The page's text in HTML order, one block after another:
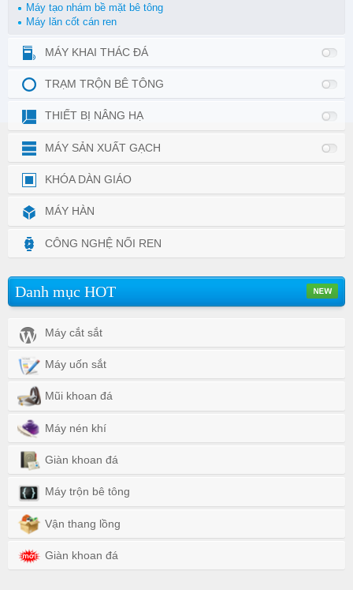
Máy tạo nhám bề mặt bê tông
Máy lăn cốt cán ren
MÁY KHAI THÁC ĐÁ
TRẠM TRỘN BÊ TÔNG
THIẾT BỊ NÂNG HẠ
MÁY SẢN XUẤT GẠCH
KHÓA DÀN GIÁO
MÁY HÀN
CÔNG NGHỆ NỐI REN
Danh mục HOT
Máy cắt sắt
Máy uốn sắt
Mũi khoan đá
Máy nén khí
Giàn khoan đá
Máy trộn bê tông
Vận thang lồng
Giàn khoan đá